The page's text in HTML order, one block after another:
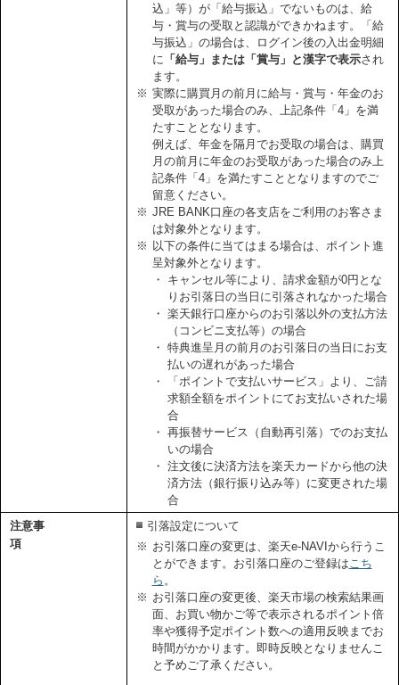
込」等）が「給与振込」でないものは、給
与・賞与の受取と認識ができかねます。「給
与振込」の場合は、ログイン後の入出金明細
に 「給与」または「賞与」と漢字で表示され
ます。
※ 実際に購買月の前月に給与・賞与・年金のお
受取があった場合のみ、上記条件「4」を満
たすこととなります。
例えば、年金を隔月でお受取の場合は、購買
月の前月に年金のお受取があった場合のみ上
記条件「4」を満たすこととなりますのでご
留意ください。
※ JRE BANK口座の各支店をご利用のお客さま
は対象外となります。
※ 以下の条件に当てはまる場合は、ポイント進
呈対象外となります。
・
キャンセル等により、請求金額が0円とな
りお引落日の当日に引落されなかった場合
・
楽天銀行口座からのお引落以外の支払方法
（コンビニ支払等）の場合
・
特典進呈月の前月のお引落日の当日にお支
払いの遅れがあった場合
・
「ポイントで支払いサービス」より、ご請
求額全額をポイントにてお支払いされた場
合
・
再振替サービス（自動再引落）でのお支払
いの場合
・
注文後に決済方法を楽天カードから他の決
済方法（銀行振り込み等）に変更された場
合
注意事
項
引落設定について
※ お引落口座の変更は、楽天e-NAVIから行うこ
とができます。お引落口座のご登録は こち
ら 。
※ お引落口座の変更後、楽天市場の検索結果画
面、お買い物かご等で表示されるポイント倍
率や獲得予定ポイント数への適用反映までお
時間がかかります。即時反映となりませんこ
と予めご了承ください。